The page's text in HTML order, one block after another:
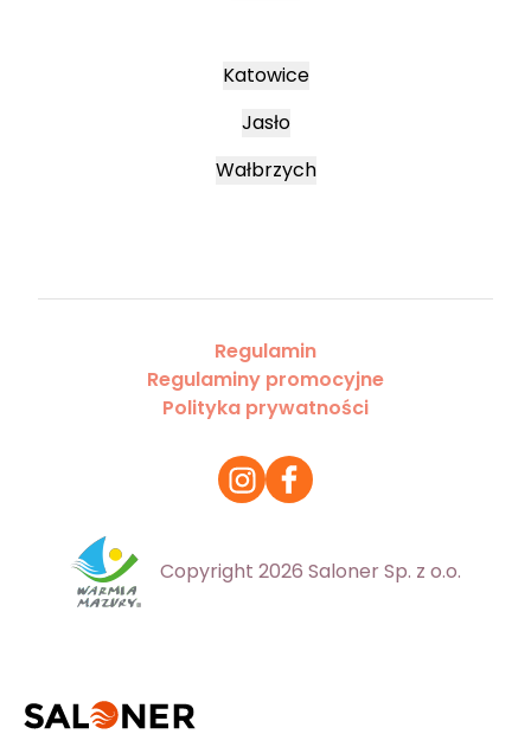
Katowice
Jasło
Wałbrzych
Regulamin
Regulaminy promocyjne
Polityka prywatności
Copyright 2026 Saloner Sp. z o.o.